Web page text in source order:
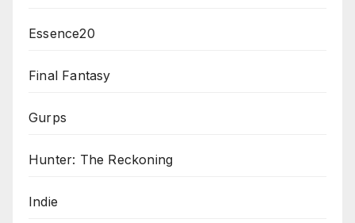
Essence20
Final Fantasy
Gurps
Hunter: The Reckoning
Indie